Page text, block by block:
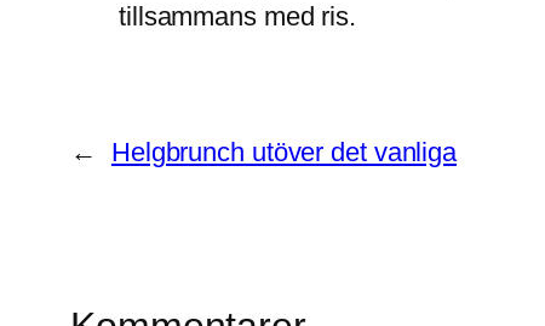
tillsammans med ris.
← Helgbrunch utöver det vanliga